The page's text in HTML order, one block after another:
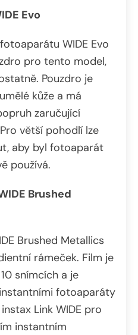
Evo
WIDE Evo
pro tento model,
Pouzdro je
kůže a má
zaručující
větší pohodlí lze
aby byl fotoaparát
používá.
Brushed
Brushed Metallics
rámeček. Film je
snímcích a je
fotoaparáty
Link WIDE pro
instantním